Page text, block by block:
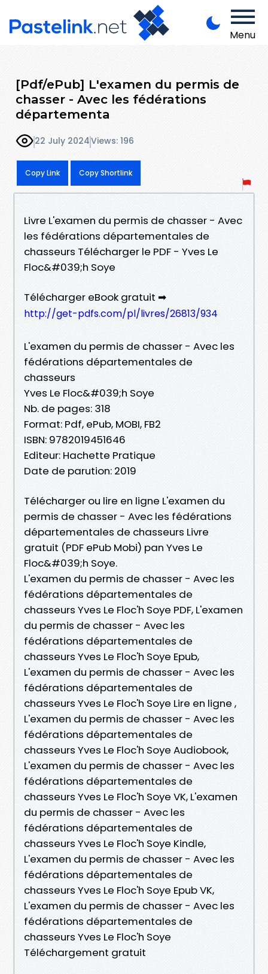
Menu
[Pdf/ePub] L'examen du permis de
chasser - Avec les fédérations
départementa
22 July 2024Views: 196
Copy Link Copy Shortlink
Livre L'examen du permis de chasser - Avec
les fédérations départementales de
chasseurs Télécharger le PDF - Yves Le
Floc&#039;h Soye
Télécharger eBook gratuit ➡
http://get-pdfs.com/pl/livres/26813/934
L'examen du permis de chasser - Avec les
fédérations départementales de
chasseurs
Yves Le Floc&#039;h Soye
Nb. de pages: 318
Format: Pdf, ePub, MOBI, FB2
ISBN: 9782019451646
Editeur: Hachette Pratique
Date de parution: 2019
Télécharger ou lire en ligne L'examen du
permis de chasser - Avec les fédérations
départementales de chasseurs Livre
gratuit (PDF ePub Mobi) pan Yves Le
Floc&#039;h Soye.
L'examen du permis de chasser - Avec les
fédérations départementales de
chasseurs Yves Le Floc'h Soye PDF, L'examen
du permis de chasser - Avec les
fédérations départementales de
chasseurs Yves Le Floc'h Soye Epub,
L'examen du permis de chasser - Avec les
fédérations départementales de
chasseurs Yves Le Floc'h Soye Lire en ligne ,
L'examen du permis de chasser - Avec les
fédérations départementales de
chasseurs Yves Le Floc'h Soye Audiobook,
L'examen du permis de chasser - Avec les
fédérations départementales de
chasseurs Yves Le Floc'h Soye VK, L'examen
du permis de chasser - Avec les
fédérations départementales de
chasseurs Yves Le Floc'h Soye Kindle,
L'examen du permis de chasser - Avec les
fédérations départementales de
chasseurs Yves Le Floc'h Soye Epub VK,
L'examen du permis de chasser - Avec les
fédérations départementales de
chasseurs Yves Le Floc'h Soye
Téléchargement gratuit